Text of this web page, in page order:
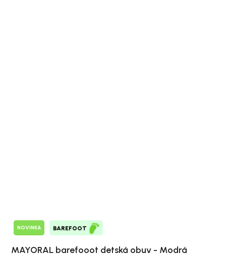
NOVINKA BAREFOOT
MAYORAL barefooot detská obuv - Modrá